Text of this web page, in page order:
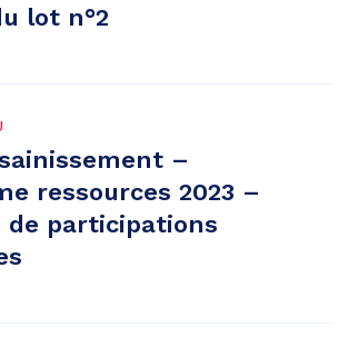
lot n°2
–
ressources 2023 –
de participations